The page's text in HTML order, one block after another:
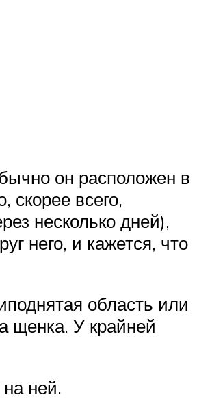
он расположен в
скорее всего,
несколько дней),
него, и кажется, что
область или
щенка. У крайней
ней.